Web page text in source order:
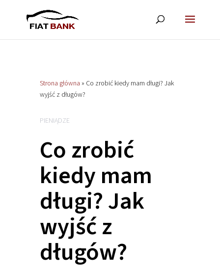
Strona główna » Co zrobić kiedy mam długi? Jak
wyjść z długów?
PIENIĄDZE
Co zrobić
kiedy mam
długi? Jak
wyjść z
długów?